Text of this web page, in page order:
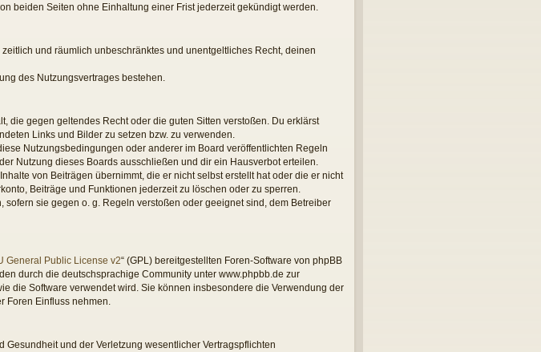
beiden Seiten ohne Einhaltung einer Frist jederzeit gekündigt werden.
und räumlich unbeschränktes und unentgeltliches Recht, deinen
des Nutzungsvertrages bestehen.
die gegen geltendes Recht oder die guten Sitten verstoßen. Du erklärst
Links und Bilder zu setzen bzw. zu verwenden.
Nutzungsbedingungen oder anderer im Board veröffentlichten Regeln
Nutzung dieses Boards ausschließen und dir ein Hausverbot erteilen.
von Beiträgen übernimmt, die er nicht selbst erstellt hat oder die er nicht
Beiträge und Funktionen jederzeit zu löschen oder zu sperren.
sie gegen o. g. Regeln verstoßen oder geeignet sind, dem Betreiber
General Public License v2“ (GPL) bereitgestellten Foren-Software von phpBB
durch die deutschsprachige Community unter www.phpbb.de zur
die Software verwendet wird. Sie können insbesondere die Verwendung der
Foren Einfluss nehmen.
Gesundheit und der Verletzung wesentlicher Vertragspflichten